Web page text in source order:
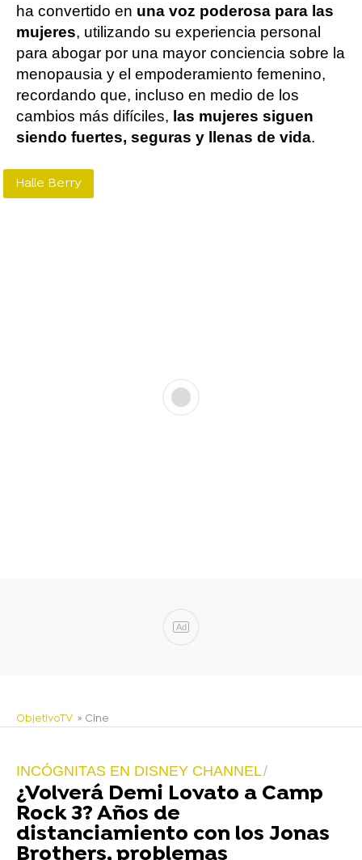
ha convertido en una voz poderosa para las
mujeres, utilizando su experiencia personal
para abogar por una mayor conciencia sobre la
menopausia y el empoderamiento femenino,
recordando que, incluso en medio de los
cambios más difíciles, las mujeres siguen
siendo fuertes, seguras y llenas de vida.
Halle Berry
Ad
ObjetivoTV » Cine